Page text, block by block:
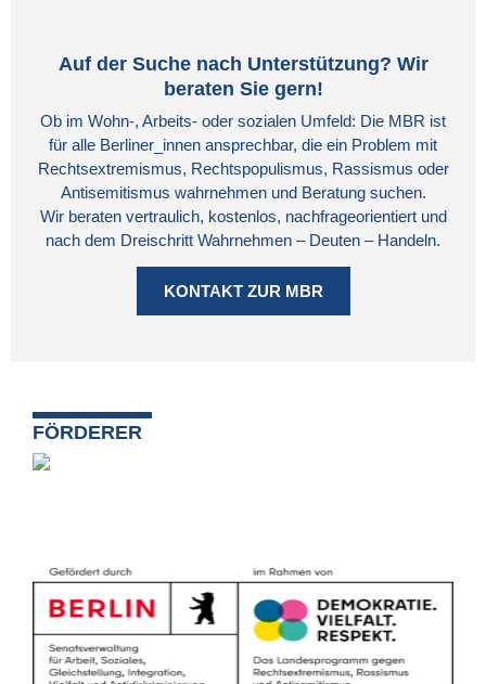
Auf der Suche nach Unterstützung? Wir
beraten Sie gern!
Ob im Wohn-, Arbeits- oder sozialen Umfeld: Die MBR ist
für alle Berliner_innen ansprechbar, die ein Problem mit
Rechtsextremismus, Rechtspopulismus, Rassismus oder
Antisemitismus wahrnehmen und Beratung suchen.
Wir beraten vertraulich, kostenlos, nachfrageorientiert und
nach dem Dreischritt Wahrnehmen – Deuten – Handeln.
KONTAKT ZUR MBR
FÖRDERER